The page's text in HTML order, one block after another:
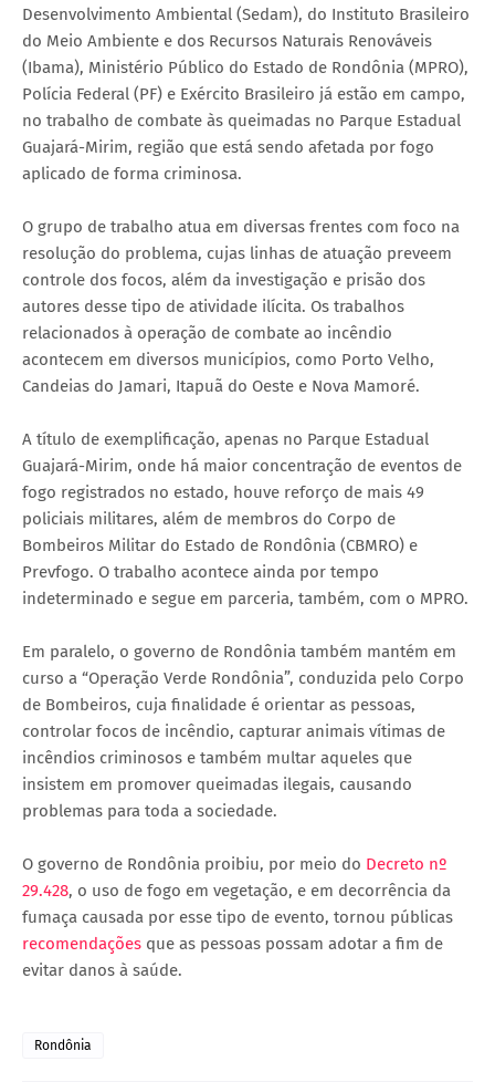
Desenvolvimento Ambiental (Sedam), do Instituto Brasileiro
do Meio Ambiente e dos Recursos Naturais Renováveis
(Ibama), Ministério Público do Estado de Rondônia (MPRO),
Polícia Federal (PF) e Exército Brasileiro já estão em campo,
no trabalho de combate às queimadas no Parque Estadual
Guajará-Mirim, região que está sendo afetada por fogo
aplicado de forma criminosa.
O grupo de trabalho atua em diversas frentes com foco na
resolução do problema, cujas linhas de atuação preveem
controle dos focos, além da investigação e prisão dos
autores desse tipo de atividade ilícita. Os trabalhos
relacionados à operação de combate ao incêndio
acontecem em diversos municípios, como Porto Velho,
Candeias do Jamari, Itapuã do Oeste e Nova Mamoré.
A título de exemplificação, apenas no Parque Estadual
Guajará-Mirim, onde há maior concentração de eventos de
fogo registrados no estado, houve reforço de mais 49
policiais militares, além de membros do Corpo de
Bombeiros Militar do Estado de Rondônia (CBMRO) e
Prevfogo. O trabalho acontece ainda por tempo
indeterminado e segue em parceria, também, com o MPRO.
Em paralelo, o governo de Rondônia também mantém em
curso a “Operação Verde Rondônia”, conduzida pelo Corpo
de Bombeiros, cuja finalidade é orientar as pessoas,
controlar focos de incêndio, capturar animais vítimas de
incêndios criminosos e também multar aqueles que
insistem em promover queimadas ilegais, causando
problemas para toda a sociedade.
O governo de Rondônia proibiu, por meio do Decreto nº
29.428, o uso de fogo em vegetação, e em decorrência da
fumaça causada por esse tipo de evento, tornou públicas
recomendações que as pessoas possam adotar a fim de
evitar danos à saúde.
Rondônia